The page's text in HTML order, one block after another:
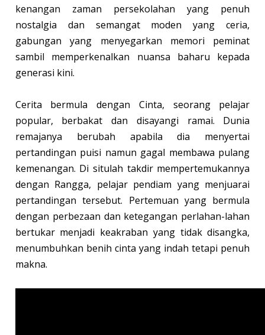
kenangan zaman persekolahan yang penuh
nostalgia dan semangat moden yang ceria,
gabungan yang menyegarkan memori peminat
sambil memperkenalkan nuansa baharu kepada
generasi kini.
Cerita bermula dengan Cinta, seorang pelajar
popular, berbakat dan disayangi ramai. Dunia
remajanya berubah apabila dia menyertai
pertandingan puisi namun gagal membawa pulang
kemenangan. Di situlah takdir mempertemukannya
dengan Rangga, pelajar pendiam yang menjuarai
pertandingan tersebut. Pertemuan yang bermula
dengan perbezaan dan ketegangan perlahan-lahan
bertukar menjadi keakraban yang tidak disangka,
menumbuhkan benih cinta yang indah tetapi penuh
makna.